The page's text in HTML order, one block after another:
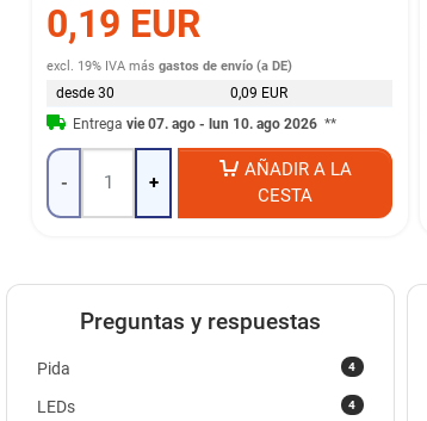
0,19 EUR
excl. 19% IVA másgastos de envío (a DE)
desde 30
0,09 EUR
Entregavie 07. ago - lun 10. ago 2026 **
- +
AÑADIR A LA
CESTA
Preguntas y respuestas
4
Pida
4
LEDs